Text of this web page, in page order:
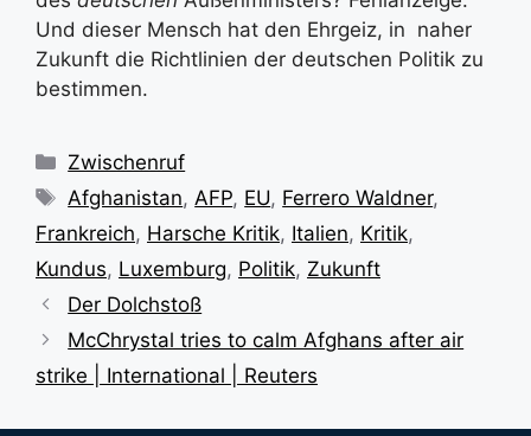
Und dieser Mensch hat den Ehrgeiz, in naher
Zukunft die Richtlinien der deutschen Politik zu
bestimmen.
Kategorien
Zwischenruf
Schlagwörter
Afghanistan,AFP, EU, Ferrero Waldner,
Frankreich, Harsche Kritik, Italien, Kritik,
Kundus, Luxemburg, Politik, Zukunft
Der Dolchstoß
McChrystal tries to calm Afghans after air
strike | International | Reuters